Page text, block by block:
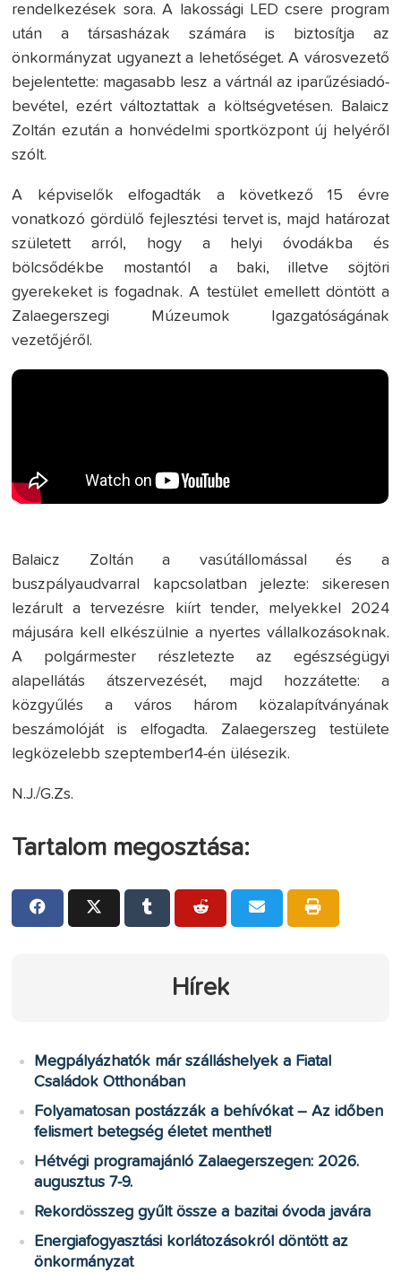
rendelkezések sora. A lakossági LED csere program
után a társasházak számára is biztosítja az
önkormányzat ugyanezt a lehetőséget. A városvezető
bejelentette: magasabb lesz a vártnál az iparűzésiadó-
bevétel, ezért változtattak a költségvetésen. Balaicz
Zoltán ezután a honvédelmi sportközpont új helyéről
szólt.
A képviselők elfogadták a következő 15 évre
vonatkozó gördülő fejlesztési tervet is, majd határozat
született arról, hogy a helyi óvodákba és
bölcsődékbe mostantól a baki, illetve söjtöri
gyerekeket is fogadnak. A testület emellett döntött a
Zalaegerszegi Múzeumok Igazgatóságának
vezetőjéről.
Balaicz Zoltán a vasútállomással és a
buszpályaudvarral kapcsolatban jelezte: sikeresen
lezárult a tervezésre kiírt tender, melyekkel 2024
májusára kell elkészülnie a nyertes vállalkozásoknak.
A polgármester részletezte az egészségügyi
alapellátás átszervezését, majd hozzátette: a
közgyűlés a város három közalapítványának
beszámolóját is elfogadta. Zalaegerszeg testülete
legközelebb szeptember14-én ülésezik.
N.J./G.Zs.
Tartalom megosztása:
Hírek
Megpályázhatók már szálláshelyek a Fiatal
Családok Otthonában
Folyamatosan postázzák a behívókat – Az időben
felismert betegség életet menthet!
Hétvégi programajánló Zalaegerszegen: 2026.
augusztus 7-9.
Rekordösszeg gyűlt össze a bazitai óvoda javára
Energiafogyasztási korlátozásokról döntött az
önkormányzat